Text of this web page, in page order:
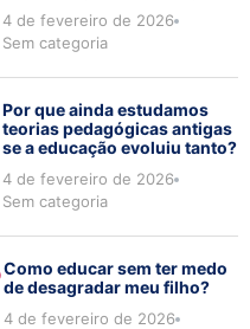
4 de fevereiro de 2026
Sem categoria
Por que ainda estudamos
teorias pedagógicas antigas
se a educação evoluiu tanto?
4 de fevereiro de 2026
Sem categoria
Como educar sem ter medo
de desagradar meu filho?
4 de fevereiro de 2026